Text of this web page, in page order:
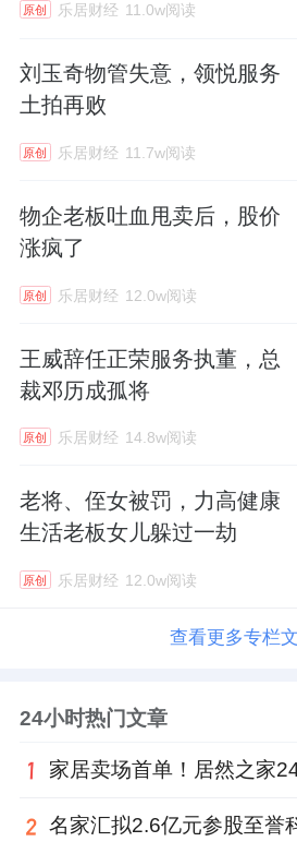
原创 乐居财经 11.0w阅读
刘玉奇物管失意，领悦服务
土拍再败
原创 乐居财经 11.7w阅读
物企老板吐血甩卖后，股价
涨疯了
原创 乐居财经 12.0w阅读
王威辞任正荣服务执董，总
裁邓历成孤将
原创 乐居财经 14.8w阅读
老将、侄女被罚，力高健康
生活老板女儿躲过一劫
原创 乐居财经 12.0w阅读
查看更多专栏
24小时热门文章